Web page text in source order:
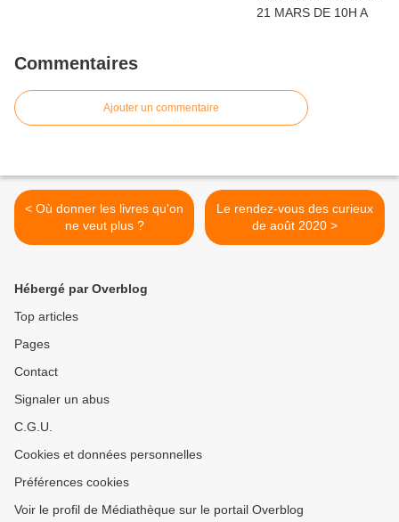
Commentaires
Ajouter un commentaire
< Où donner les livres qu'on
ne veut plus ?
Le rendez-vous des curieux
de août 2020 >
Hébergé par Overblog
Top articles
Pages
Contact
Signaler un abus
C.G.U.
Cookies et données personnelles
Préférences cookies
Voir le profil de Médiathèque sur le portail Overblog